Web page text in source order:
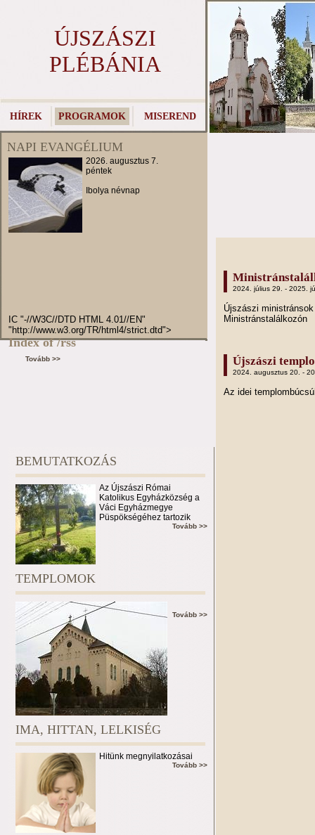
ÚJSZÁSZI
PLÉBÁNIA
HÍREK PROGRAMOK MISEREND
NAPI EVANGÉLIUM
2026. augusztus 7.
péntek
Ibolya névnap
IC "-//W3C//DTD HTML 4.01//EN"
"http://www.w3.org/TR/html4/strict.dtd">
Index of /rss
Tovább >>
2024. július 29. - 2025.
Újszászi
Ministránstalálkozón
Újszászi
2024. augusztus 20. -
Az idei
BEMUTATKOZÁS
Az Újszászi Római
Katolikus Egyházközség a
Váci Egyházmegye
Püspökségéhez tartozik
Tovább >>
TEMPLOMOK
Tovább >>
IMA, HITTAN, LELKISÉG
Hitünk megnyilatkozásai
Tovább >>